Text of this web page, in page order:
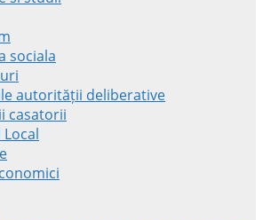
sociala
autorității deliberative
casatorii